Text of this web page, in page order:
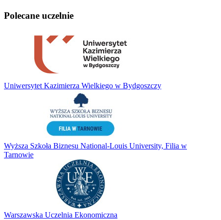
Polecane uczelnie
Uniwersytet Kazimierza Wielkiego w Bydgoszczy
Wyższa Szkoła Biznesu National-Louis University, Filia w
Tarnowie
Warszawska Uczelnia Ekonomiczna